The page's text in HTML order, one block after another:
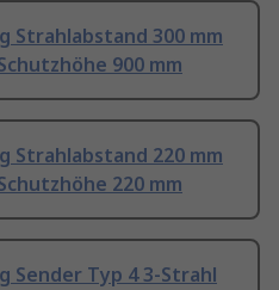
Strahlabstand 300 mm
900 mm
Strahlabstand 220 mm
220 mm
Sender Typ 4 3-Strahl